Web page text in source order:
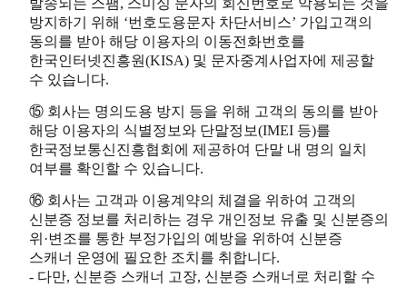
발송되는 스팸, 스미싱 문자의 회신번호로 악용되는 것을
방지하기 위해 ‘번호도용문자 차단서비스’ 가입고객의
동의를 받아 해당 이용자의 이동전화번호를
한국인터넷진흥원(KISA) 및 문자중계사업자에 제공할
수 있습니다.
⑮ 회사는 명의도용 방지 등을 위해 고객의 동의를 받아
해당 이용자의 식별정보와 단말정보(IMEI 등)를
한국정보통신진흥협회에 제공하여 단말 내 명의 일치
여부를 확인할 수 있습니다.
⑯ 회사는 고객과 이용계약의 체결을 위하여 고객의
신분증 정보를 처리하는 경우 개인정보 유출 및 신분증의
위·변조를 통한 부정가입의 예방을 위하여 신분증
스캐너 운영에 필요한 조치를 취합니다.
- 다만, 신분증 스캐너 고장, 신분증 스캐너로 처리할 수